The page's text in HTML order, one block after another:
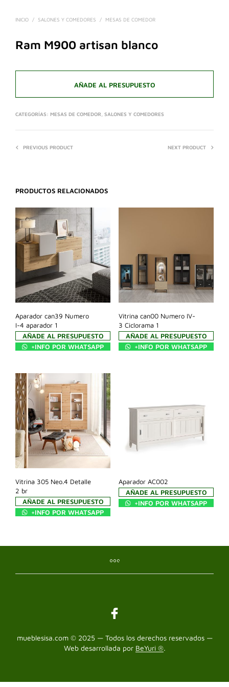
INICIO / SALONES Y COMEDORES / MESAS DE COMEDOR
Ram M900 artisan blanco
AÑADE AL PRESUPUESTO
CATEGORÍAS: MESAS DE COMEDOR SALONES Y COMEDORES
PREVIOUS PRODUCT NEXT PRODUCT
PRODUCTOS RELACIONADOS
Aparador can39 Numero
I-4 aparador 1
AÑADE AL PRESUPUESTO
+INFO POR WHATSAPP
Vitrina can00 Numero IV-
3 Ciclorama 1
AÑADE AL PRESUPUESTO
+INFO POR WHATSAPP
Vitrina 305 Neo.4 Detalle
2 br
AÑADE AL PRESUPUESTO
+INFO POR WHATSAPP
Aparador AC002
AÑADE AL PRESUPUESTO
+INFO POR WHATSAPP
mueblesisa.com © 2025 — Todos los derechos reservados —
Web desarrollada por BeYuri ®.